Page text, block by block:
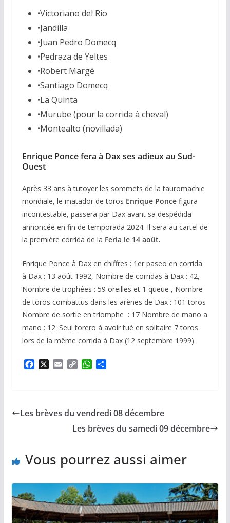
•Victoriano del Rio
•Jandilla
•Juan Pedro Domecq
•Pedraza de Yeltes
•Robert Margé
•Santiago Domecq
•La Quinta
•Murube (pour la corrida à cheval)
•Montealto (novillada)
Enrique Ponce fera à Dax ses adieux au Sud-
Ouest
Après 33 ans à tutoyer les sommets de la tauromachie
mondiale, le matador de toros Enrique Poncefigura
incontestable, passera par Dax avant sa despédida
annoncée en fin de temporada 2024. Il sera au cartel de
la première corrida de la Feria le 14 août.
Enrique Ponce à Dax en chiffres : 1er paseo en corrida
à Dax : 13 août 1992, Nombre de corridas à Dax : 42,
Nombre de trophées : 59 oreilles et 1 queue , Nombre
de toros combattus dans les arènes de Dax : 101 toros
Nombre de sortie en triomphe : 17 Nombre de mano a
mano : 12. Seul torero à avoir tué en solitaire 7 toros
lors de la même corrida à Dax (12 septembre 1999).
o
i
n
W
A
p
g
e
Les brèves du vendredi 08 décembre
Les brèves du samedi 09 décembre
Vous pourrez aussi aimer